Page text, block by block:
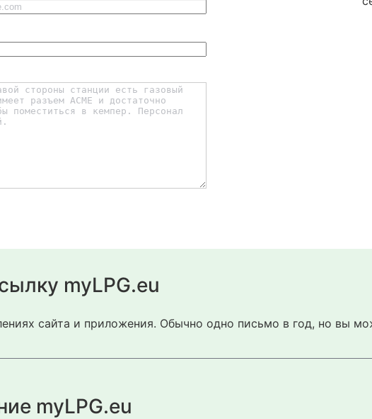
myLPG.eu
сайта и приложения. Обычно одно письмо в год, но вы
myLPG.eu